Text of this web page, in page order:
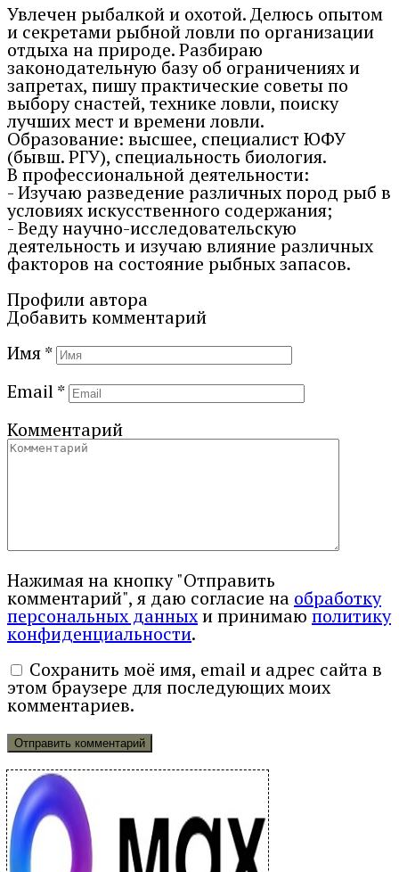
Увлечен рыбалкой и охотой. Делюсь опытом
и секретами рыбной ловли по организации
отдыха на природе. Разбираю
законодательную базу об ограничениях и
запретах, пишу практические советы по
выбору снастей, технике ловли, поиску
лучших мест и времени ловли.
Образование: высшее, специалист ЮФУ
(бывш. РГУ), специальность биология.
В профессиональной деятельности:
- Изучаю разведение различных пород рыб в
условиях искусственного содержания;
- Веду научно-исследовательскую
деятельность и изучаю влияние различных
факторов на состояние рыбных запасов.
Профили автора
Добавить комментарий
Имя*
Email*
Комментарий
Нажимая на кнопку "Отправить
комментарий", я даю согласие на обработку
персональных данныхи принимаюполитику
конфиденциальности.
Сохранить моё имя, email и адрес сайта в
этом браузере для последующих моих
комментариев.